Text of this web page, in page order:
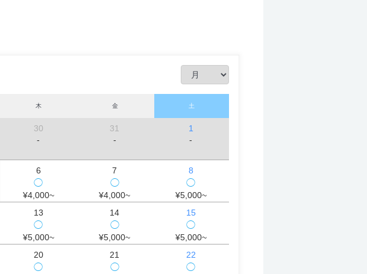
木 金 土
30
-
31
-
1
-
6
◯
¥4,000~
7
◯
¥4,000~
8
◯
¥5,000~
13
◯
¥5,000~
14
◯
¥5,000~
15
◯
¥5,000~
20
◯
21
◯
22
◯